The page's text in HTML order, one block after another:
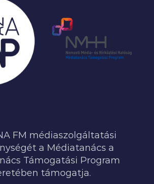
FM médiaszolgáltatási
a Médiatanács a
Támogatási Program
támogatja.